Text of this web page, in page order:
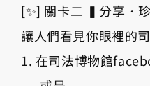
[✨] 關卡二 ▍分享・
讓人們看見你眼裡的
1. 在司法博物館